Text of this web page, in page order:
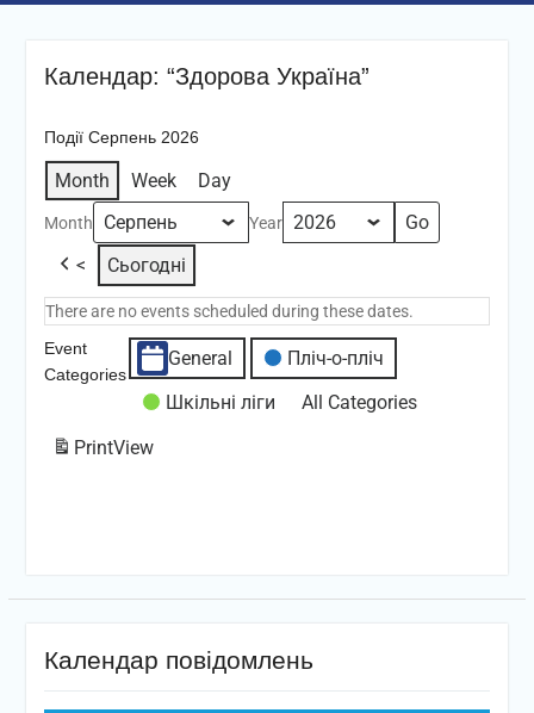
Календар: “Здорова Україна”
Події Серпень 2026
Month Week Day
Month Year
< Сьогодні
There are no events scheduled during these dates.
Event
Categories
General
Пліч-о-пліч
Шкільні ліги
All Categories
PrintView
Календар повідомлень